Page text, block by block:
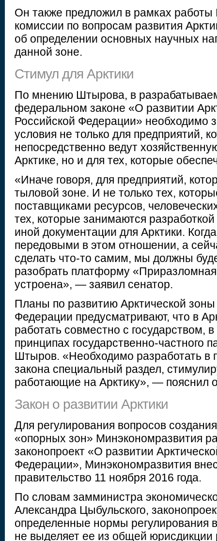
Он также предложил в рамках работы
комиссии по вопросам развития
об определении основных научных
данной зоне.
Стимул для Арктики
По мнению Штырова, в
федеральном законе «О развитии
Российской Федерации» необходимо
условия не только для предприятий,
непосредственно ведут
Арктике, но и для тех, которые
«Иначе говоря, для предприятий,
тыловой зоне. И не только тех,
поставщиками ресурсов,
тех, которые занимаются разработкой
иной документации для Арктики.
передовыми в этом отношении, а
сделать что-то самим, мы должны
разобрать платформу
устроена», — заявил сенатор.
Планы по развитию Арктической
Федерации предусматривают, что в
работать совместно с государством,
принципах государственно-частного
Штыров. «Необходимо разработать в
закона специальный раздел,
работающие на Арктику», — пояснил
Закон о развитии Арктики
Для регулирования вопросов
«опорных зон» Минэкономразвития
законопроект «О развитии
Федерации», Минэкономразвития
правительство 11 ноября 2016 года.
По словам замминистра
Александра Цыбульского,
определенные нормы регулирования
не выделяет ее из общей юрисдикции